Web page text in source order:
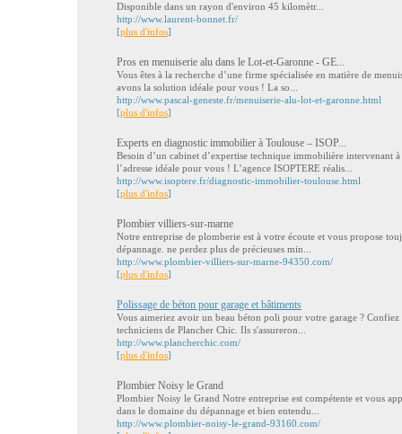
Disponible dans un rayon d'environ 45 kilomètr...
http://www.laurent-bonnet.fr/
[plus d'infos]
Pros en menuiserie alu dans le Lot-et-Garonne - GE...
Vous êtes à la recherche d’une firme spécialisée en matière de
avons la solution idéale pour vous ! La so...
http://www.pascal-geneste.fr/menuiserie-alu-lot-et-garonne.html
[plus d'infos]
Experts en diagnostic immobilier à Toulouse – ISOP...
Besoin d’un cabinet d’expertise technique immobilière intervenant
l’adresse idéale pour vous ! L’agence ISOPTERE réalis...
http://www.isoptere.fr/diagnostic-immobilier-toulouse.html
[plus d'infos]
Plombier villiers-sur-marne
Notre entreprise de plomberie est à votre écoute et vous propose
dépannage. ne perdez plus de précieuses min...
http://www.plombier-villiers-sur-marne-94350.com/
[plus d'infos]
Polissage de béton pour garage et bâtiments
Vous aimeriez avoir un beau béton poli pour votre garage ?
techniciens de Plancher Chic. Ils s'assureron...
http://www.plancherchic.com/
[plus d'infos]
Plombier Noisy le Grand
Plombier Noisy le Grand Notre entreprise est compétente et vous
dans le domaine du dépannage et bien entendu...
http://www.plombier-noisy-le-grand-93160.com/